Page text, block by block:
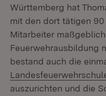
Württemberg hat
mit den dort tätigen
Mitarbeiter
Feuerwehrausbildung
bestand auch die
auszurichten und die